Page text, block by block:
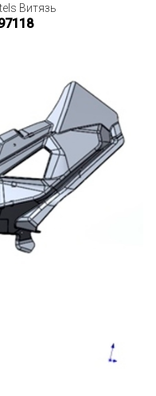
Витязь